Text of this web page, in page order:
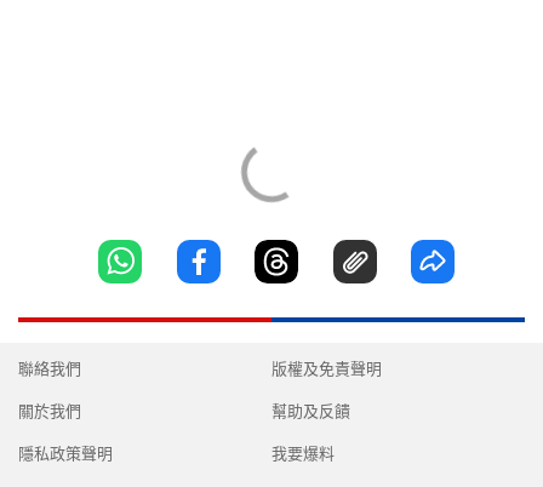
聯絡我們
關於我們
隱私政策聲明
版權及免責聲明
幫助及反饋
我要爆料